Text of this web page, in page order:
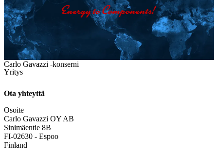
Carlo Gavazzi -konserni
Yritys
Ota yhteyttä
Osoite
Carlo Gavazzi OY AB
Sinimäentie 8B
FI-02630 - Espoo
Finland